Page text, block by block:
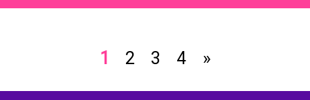
1 2 3 4 »